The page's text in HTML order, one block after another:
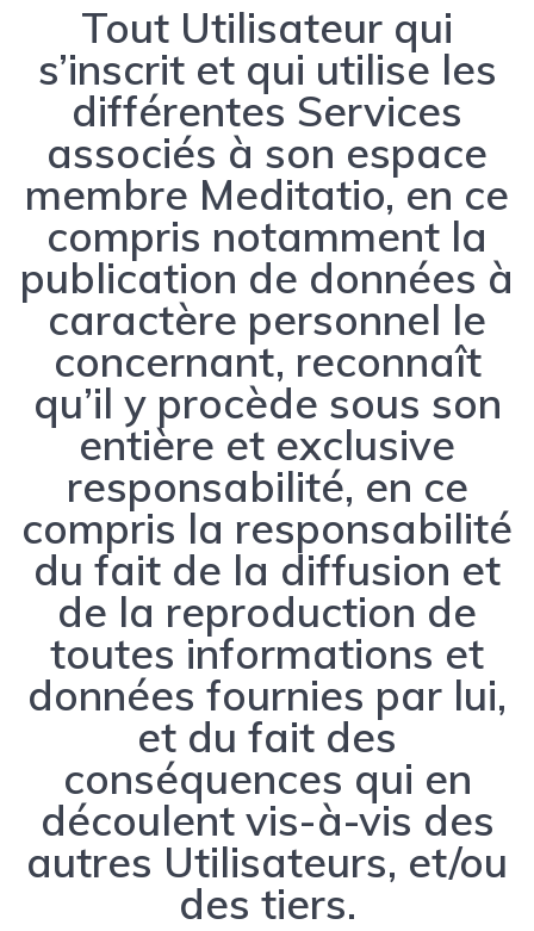
Tout Utilisateur qui
s’inscrit et qui utilise les
différentes Services
associés à son espace
membre Meditatio, en ce
compris notamment la
publication de données à
caractère personnel le
concernant, reconnaît
qu’il y procède sous son
entière et exclusive
responsabilité, en ce
compris la responsabilité
du fait de la diffusion et
de la reproduction de
toutes informations et
données fournies par lui,
et du fait des
conséquences qui en
découlent vis-à-vis des
autres Utilisateurs, et/ou
des tiers.